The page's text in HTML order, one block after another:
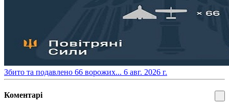
​Збито та подавлено 66 ворожих... 6 авг. 2026 г.
Коментарі